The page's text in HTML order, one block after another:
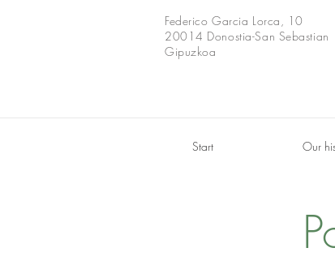
Federico Garcia Lorca, 10
20014 Donostia-San Sebastian
Gipuzkoa
Start Our